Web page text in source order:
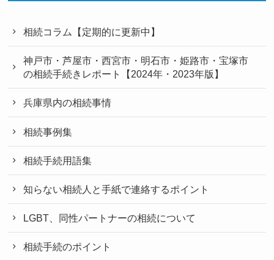
相続コラム【定期的に更新中】
神戸市・芦屋市・西宮市・明石市・姫路市・宝塚市
の相続手続きレポート【2024年・2023年版】
兵庫県内の相続事情
相続事例集
相続手続用語集
知らない相続人と手紙で連絡するポイント
LGBT、同性パートナーの相続について
相続手続のポイント